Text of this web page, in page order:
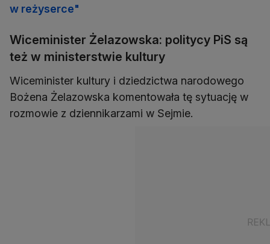
w reżyserce"
Wiceminister Żelazowska: politycy PiS są
też w ministerstwie kultury
Wiceminister kultury i dziedzictwa narodowego
Bożena Żelazowska komentowała tę sytuację w
rozmowie z dziennikarzami w Sejmie.